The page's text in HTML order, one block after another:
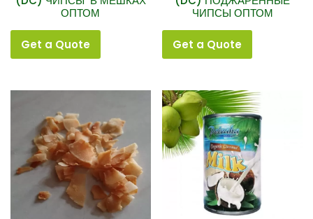
ОПТОМ
Get a Quote
ЧИПСЫ ОПТОМ
Get a Quote